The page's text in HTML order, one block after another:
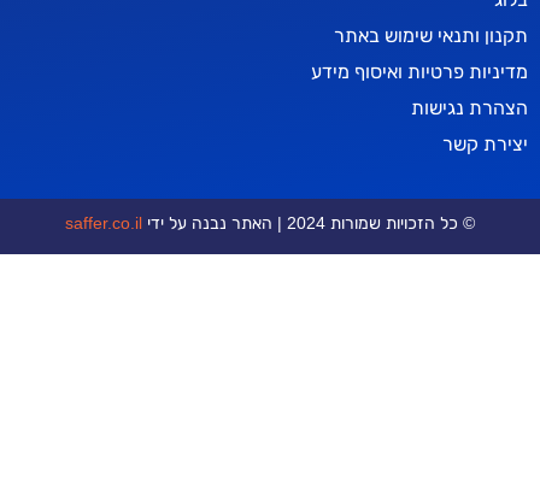
שימוש באתר
ואיסוף מידע
שמורות 2024 | האתר נבנה על ידי saffer.co.il